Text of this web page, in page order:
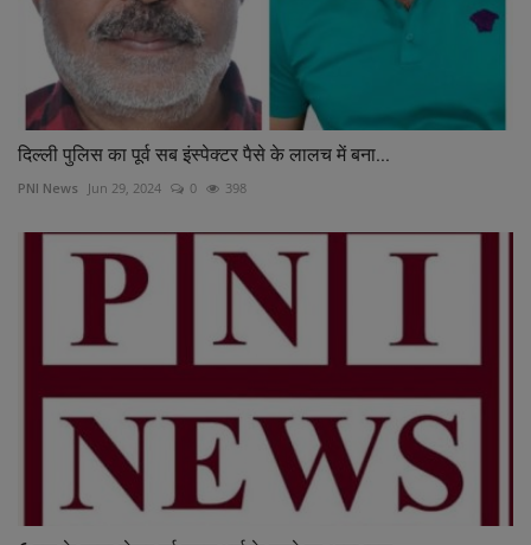
दिल्ली पुलिस का पूर्व सब इंस्पेक्टर पैसे के लालच में बना...
PNI News Jun 29, 2024 0 398